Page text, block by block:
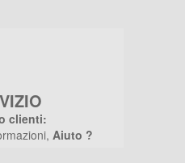
clienti:
Aiuto ?